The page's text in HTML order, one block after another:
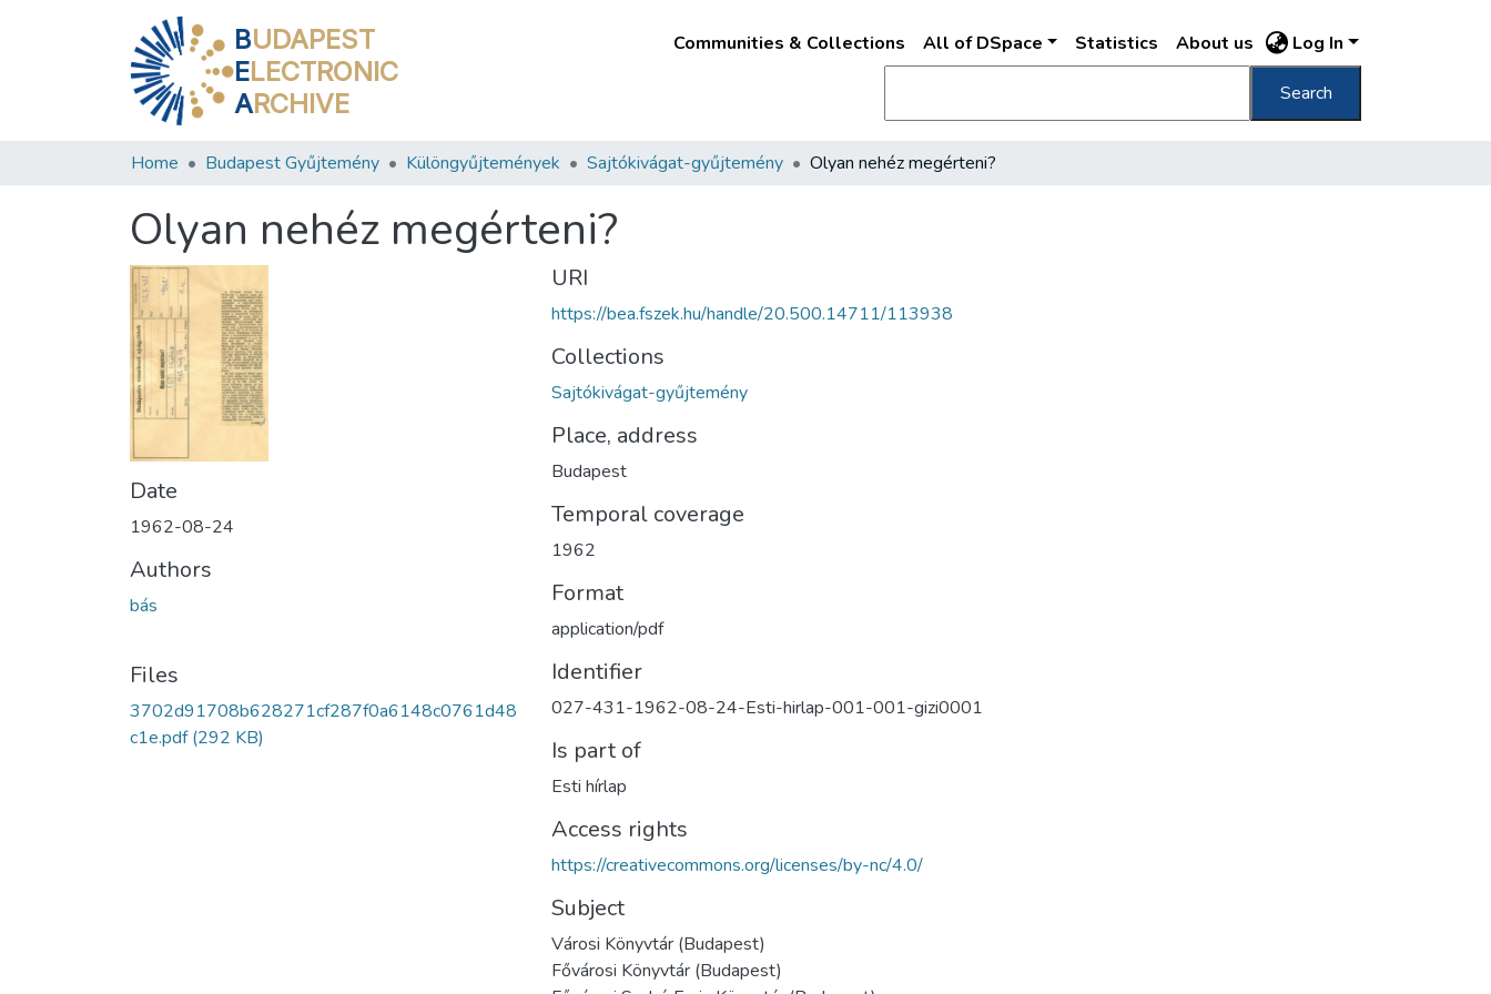
BUDAPEST
ELECTRONIC
ARCHIVE
Communities & Collections All of DSpace Statistics About us Log In
Search
Home Budapest Gyűjtemény Különgyűjtemények Sajtókivágat-gyűjtemény Olyan nehéz megérteni?
Olyan nehéz megérteni?
Date
1962-08-24
Authors
bás
Files
3702d91708b628271cf287f0a6148c0761d48
c1e.pdf(292 KB)
URI
https://bea.fszek.hu/handle/20.500.14711/113938
Collections
Sajtókivágat-gyűjtemény
Place, address
Budapest
Temporal coverage
1962
Format
application/pdf
Identifier
027-431-1962-08-24-Esti-hirlap-001-001-gizi0001
Is part of
Esti hírlap
Access rights
https://creativecommons.org/licenses/by-nc/4.0/
Subject
Városi Könyvtár (Budapest)
Fővárosi Könyvtár (Budapest)